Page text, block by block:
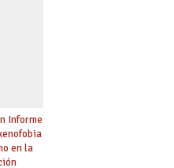
Informe
en la